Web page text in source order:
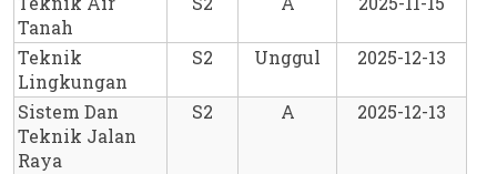
Tanah
Teknik
Lingkungan
S2 Unggul 2025-12-13
Sistem Dan
Teknik Jalan
Raya
S2 A 2025-12-13